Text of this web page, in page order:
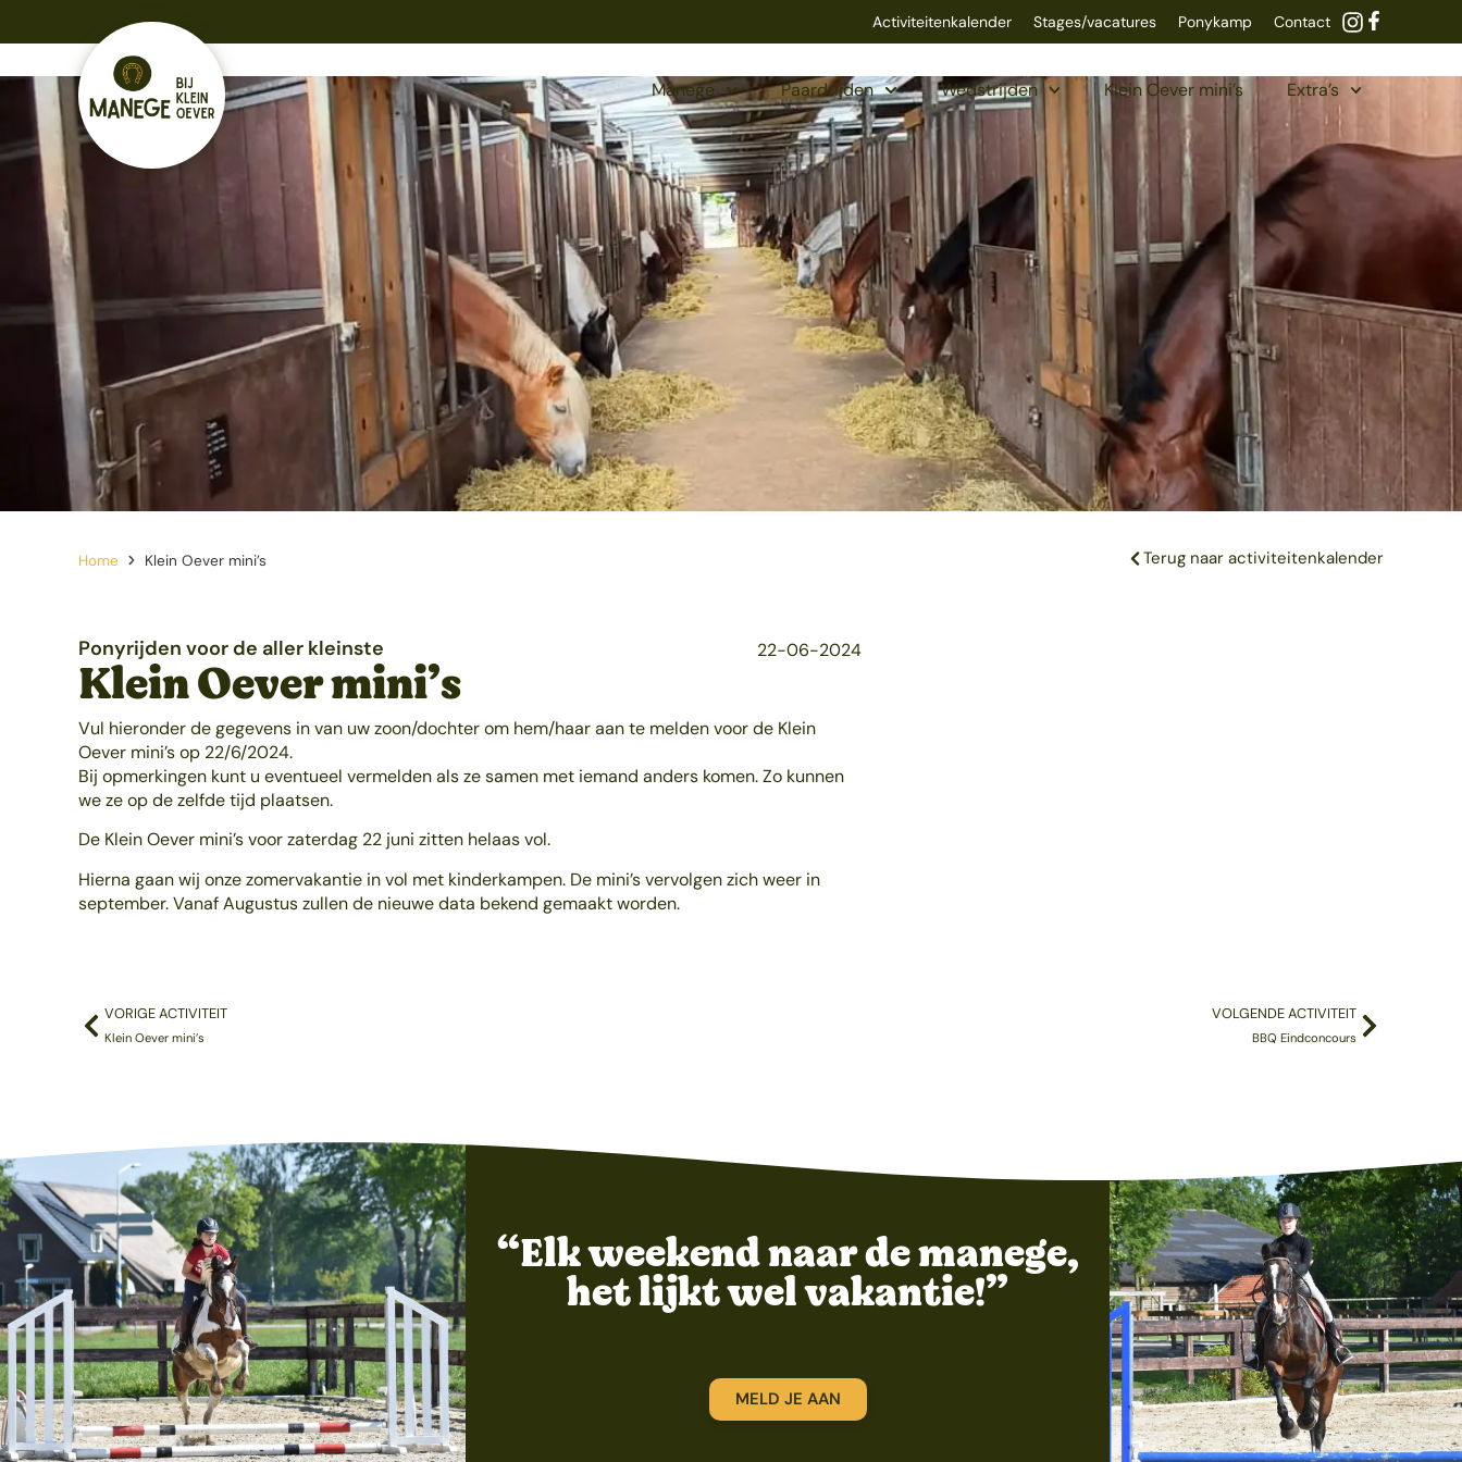
Activiteitenkalender Stages/vacatures Ponykamp Contact
Manege Paardrijden Wedstrijden Klein Oever mini’s Extra’s
Home Klein Oever mini’s Terug naar activiteitenkalender
Ponyrijden voor de aller kleinste 22-06-2024
Klein Oever mini’s
Vul hieronder de gegevens in van uw zoon/dochter om hem/haar aan te melden voor de Klein
Oever mini’s op 22/6/2024.
Bij opmerkingen kunt u eventueel vermelden als ze samen met iemand anders komen. Zo kunnen
we ze op de zelfde tijd plaatsen.
De Klein Oever mini’s voor zaterdag 22 juni zitten helaas vol.
Hierna gaan wij onze zomervakantie in vol met kinderkampen. De mini’s vervolgen zich weer in
september. Vanaf Augustus zullen de nieuwe data bekend gemaakt worden.
VORIGE ACTIVITEIT
Klein Oever mini’s
VOLGENDE ACTIVITEIT
BBQ Eindconcours
“Elk weekend naar de manege,
het lijkt wel vakantie!”
MELD JE AAN